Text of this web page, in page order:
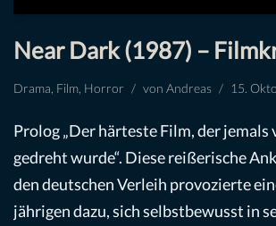
Near Dark (1987) –
Drama Film Horror von Andreas 15.
Prolog „Der härteste Film, der jemals
gedreht wurde“. Diese reißerische
den deutschen Verleih provozierte
jährigen dazu, sich selbstbewusst in